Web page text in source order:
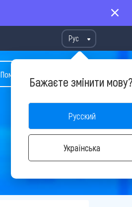
Рус
Бажаєте змінити
Русский
Українська
Помощь в подборе тура